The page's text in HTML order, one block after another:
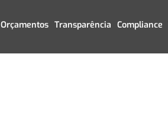
Orçamentos Transparência Compliance